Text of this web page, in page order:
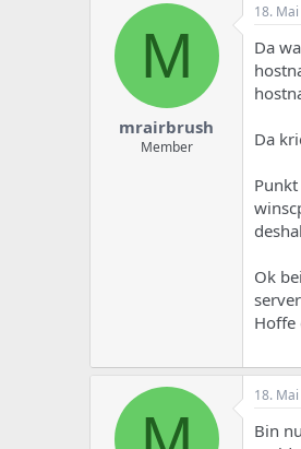
M
mrairbrush
Member
18.
Da
Da
Ok
Hoffe
18.
Bin